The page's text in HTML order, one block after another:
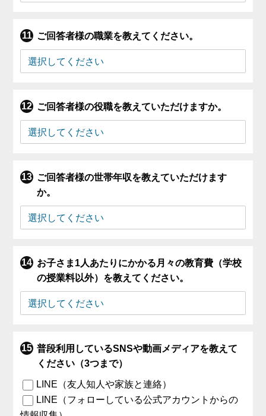
ご回答者様の職業を教えてください。
ご回答者様の役職を教えていただけますか。
ご回答者様の世帯年収を教えていただけます
か。
お子さま1人あたりにかかる月々の教育費（学校
の授業料以外）を教えてください。
普段利用しているSNSや動画メディアを教えて
ください（3つまで）
LINE（友人知人や家族と連絡）
LINE（フォローしている公式アカウントからの